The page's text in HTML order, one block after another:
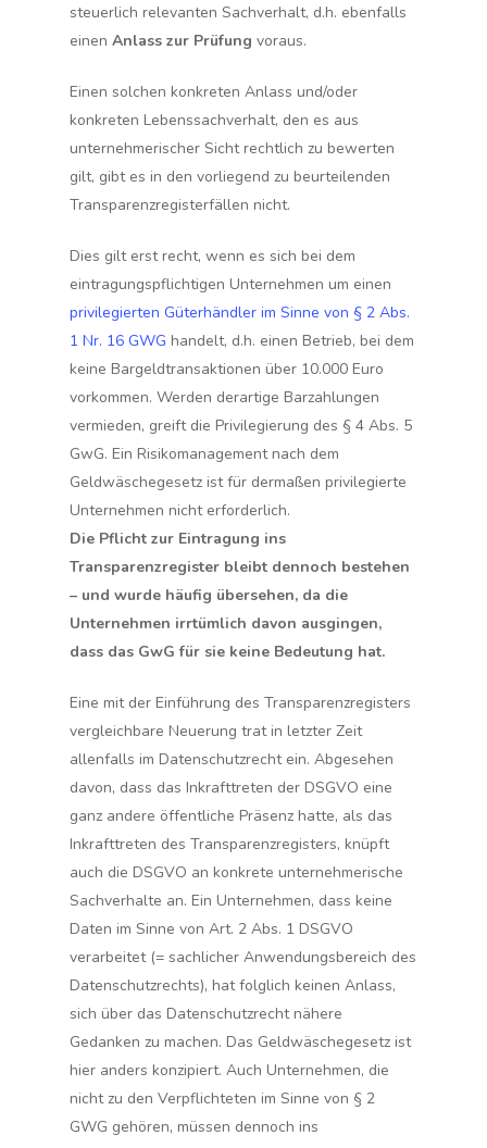
steuerlich relevanten Sachverhalt, d.h. ebenfalls
einenAnlass zur Prüfung voraus.
Einen solchenkonkreten Anlass und/oder
konkreten Lebenssachverhalt, den es aus
unternehmerischer Sicht rechtlich zu bewerten
gilt, gibt es in den vorliegend zu beurteilenden
Transparenzregisterfällen nicht.
Dies gilt erst recht, wenn es sich bei dem
eintragungspflichtigen Unternehmen um einen
privilegierten Güterhändler im Sinne von § 2 Abs.
1 Nr. 16 GWG handelt, d.h. einen Betrieb, bei dem
keine Bargeldtransaktionen über 10.000 Euro
vorkommen. Werden derartige Barzahlungen
vermieden, greift die Privilegierung des § 4 Abs. 5
GwG. Ein Risikomanagement nach dem
Geldwäschegesetz ist für dermaßen privilegierte
Unternehmen nicht erforderlich.
Die Pflicht zur Eintragung ins
Transparenzregister bleibt dennoch bestehen
– und wurde häufig übersehen, da die
Unternehmen irrtümlich davon ausgingen,
dass das GwG für sie keine Bedeutung hat.
Eine mit der Einführung des Transparenzregisters
vergleichbare Neuerung trat in letzter Zeit
allenfalls im Datenschutzrecht ein. Abgesehen
davon, dass das Inkrafttreten der DSGVO eine
ganz andere öffentliche Präsenz hatte, als das
Inkrafttreten des Transparenzregisters, knüpft
auch die DSGVO an konkrete unternehmerische
Sachverhalte an. Ein Unternehmen, dass keine
Daten im Sinne von Art. 2 Abs. 1 DSGVO
verarbeitet (= sachlicher Anwendungsbereich des
Datenschutzrechts), hat folglich keinen Anlass,
sich über das Datenschutzrecht nähere
Gedanken zu machen. Das Geldwäschegesetz ist
hier anders konzipiert. Auch Unternehmen, die
nichtzu den Verpflichteten im Sinne von § 2
GWG gehören, müssen dennoch ins